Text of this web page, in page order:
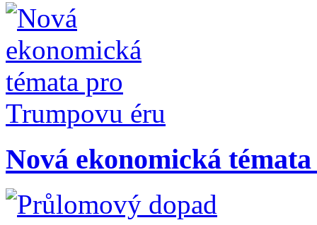
Nová ekonomická